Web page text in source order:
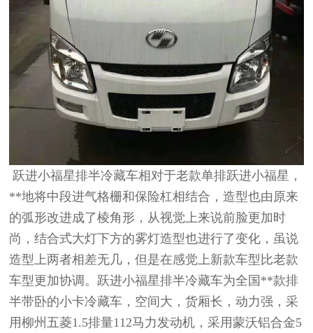
跃进小福星排半冷藏车相对于老款单排跃进小福星，
**地将中段进气格栅和保险杠相结合，造型也由原来
的弧形改进成了棱角形， 从视觉上来说前脸更加时
尚，结合式大灯下方的雾灯造型也进行了变化，虽说
造型上两者相差无几，但是在感觉上新款车型比老款
车型更加协调。跃进小福星排半冷藏车为全国**款排
半带卧的小卡冷藏车，空间大，货厢长，动力强，采
用柳州五菱1.5排量112马力发动机 ，采用蒙沃铝合金5